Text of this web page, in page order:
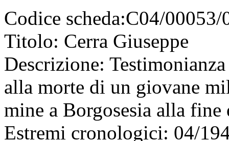
Codice scheda:C04/00053/
Titolo: Cerra Giuseppe
Descrizione:
alla morte di un giovane
mine a Borgosesia alla
Estremi cronologici: 04/